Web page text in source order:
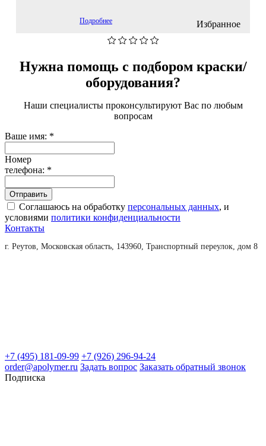
Избранное
Подробнее
Нужна помощь с подбором краски/
оборудования?
Наши специалисты проконсультируют Вас по любым
вопросам
Ваше имя: *
Номер
телефона: *
Соглашаюсь на обработку персональных данных, и
условиями политики конфиденциальности
Контакты
г. Реутов, Московская область, 143960, Транспортный переулок, дом 8
+7 (495) 181-09-99 +7 (926) 296-94-24
order@apolymer.ru Задать вопрос Заказать обратный звонок
Подписка